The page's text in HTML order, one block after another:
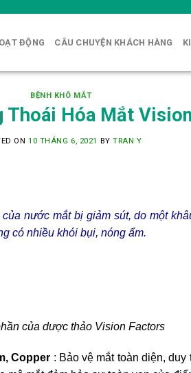
ĐỘNG CÂU CHUYỆN KHÁCH HÀNG
BỆNH KHÔ MẮT
Thoái Hóa Mắt
ON 10 THÁNG 6, 2021 BYTRAN Y
nước mắt bị giảm sút, do một
có nhiều khói bụi, nóng ẩm.
của dược thảo Vision Factors
Copper : Bảo vệ mắt toàn diện,